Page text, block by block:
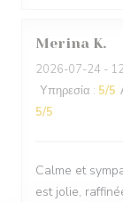
Merina K
2026-07-24 -
Υπηρεσία : 5/5
5/5
Calme et
est jolie,